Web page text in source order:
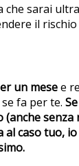
che sarai
il
un mesee
fa per te.
(anche senza
al caso tuo,